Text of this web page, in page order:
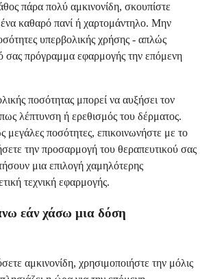
πάρα πολύ αμκινονίδη, σκουπίστε
καθαρό πανί ή χαρτομάντηλο. Μην
υπερβολικής χρήσης - απλώς
σας πρόγραμμα εφαρμογής την επόμενη
ποσότητας μπορεί να αυξήσει τον
λέπτυνση ή ερεθισμός του δέρματος.
ποσότητες, επικοινωνήστε με το
την προσαρμογή του θεραπευτικού σας
μια επιλογή χαμηλότερης
τεχνική εφαρμογής.
εάν χάσω μια δόση
αμκινονίδη, χρησιμοποιήστε την μόλις